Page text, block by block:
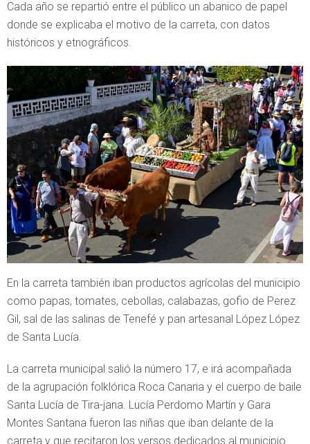
Cada año se repartió entre el público un abanico de papel
donde se explicaba el motivo de la carreta, con datos
históricos y etnográficos.
En la carreta también iban productos agrícolas del municipio
como papas, tomates, cebollas, calabazas, gofio de Perez
Gil, sal de las salinas de Tenefé y pan artesanal López López
de Santa Lucía.
La carreta municipal salió la número 17, e irá acompañada
de la agrupación folklórica Roca Canaria y el cuerpo de baile
Santa Lucía de Tira-jana. Lucía Perdomo Martín y Gara
Montes Santana fueron las niñas que iban delante de la
carreta y que recitaron los versos dedicados al municipio.